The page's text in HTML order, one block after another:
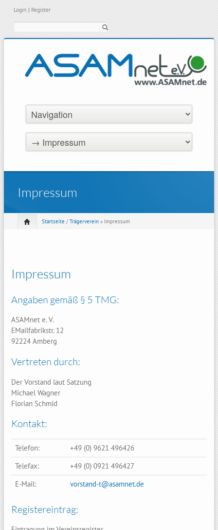
Login | Register
Impressum
Startseite / Trägerverein » Impressum
Impressum
Angaben gemäß § 5 TMG:
ASAMnet e. V.
EMailfabrikstr. 12
92224 Amberg
Vertreten durch:
Der Vorstand laut Satzung
Michael Wagner
Florian Schmid
Kontakt:
Telefon:
+49 (0) 9621 496426
Telefax:
+49 (0) 0921 496427
E-Mail:
vorstand-t@asamnet.de
Registereintrag: